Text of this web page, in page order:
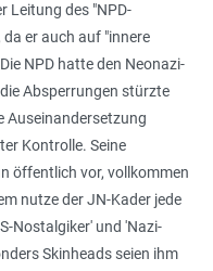
Leitung des "NPD-
er auch auf "innere
NPD hatte den Neonazi-
Absperrungen stürzte
Auseinandersetzung
Kontrolle. Seine
öffentlich vor, vollkommen
nutze der JN-Kader jede
Nostalgiker' und 'Nazi-
Skinheads seien ihm